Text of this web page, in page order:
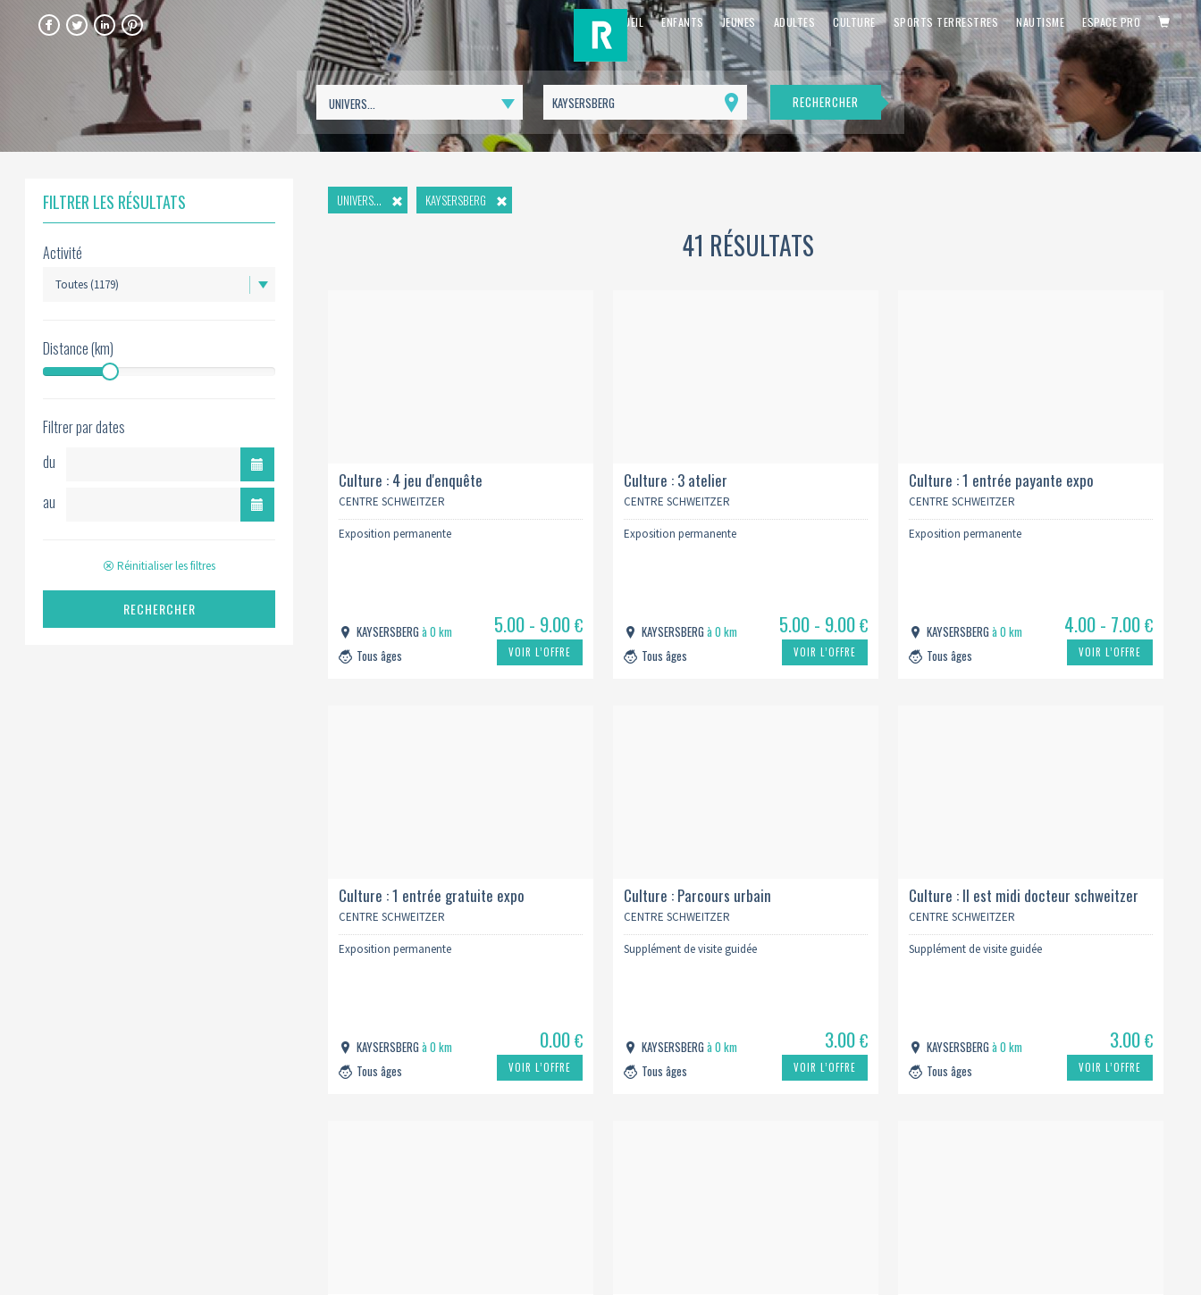
FACEBOOKTWITTERLINKEDINPINTEREST ACCUEIL ENFANTS JEUNES ADULTES CULTURE SPORTS TERRESTRES NAUTISME ESPACE PRO
Me
géolocaliser
RECHERCHER
FILTRER LES RÉSULTATS
Activité
Distance (km)
Filtrer par dates
du
au
Réinitialiser les filtres
RECHERCHER
UNIVERS... KAYSERSBERG
41 RÉSULTATS
Culture : 4 jeu d'enquête
CENTRE SCHWEITZER
Exposition permanente
KAYSERSBERGà 0 km
Tous âges
5.00 - 9.00€
VOIR L’OFFRE
Culture : 3 atelier
CENTRE SCHWEITZER
Exposition permanente
KAYSERSBERGà 0 km
Tous âges
5.00 - 9.00€
VOIR L’OFFRE
Culture : 1 entrée payante expo
permanente
CENTRE SCHWEITZER
Exposition permanente
KAYSERSBERGà 0 km
Tous âges
4.00 - 7.00€
VOIR L’OFFRE
Culture : 1 entrée gratuite expo
permanente
CENTRE SCHWEITZER
Exposition permanente
KAYSERSBERGà 0 km
Tous âges
0.00€
VOIR L’OFFRE
Culture : Parcours urbain
CENTRE SCHWEITZER
Supplément de visite guidée
KAYSERSBERGà 0 km
Tous âges
3.00€
VOIR L’OFFRE
Culture : Il est midi docteur schweitzer
CENTRE SCHWEITZER
Supplément de visite guidée
KAYSERSBERGà 0 km
Tous âges
3.00€
VOIR L’OFFRE